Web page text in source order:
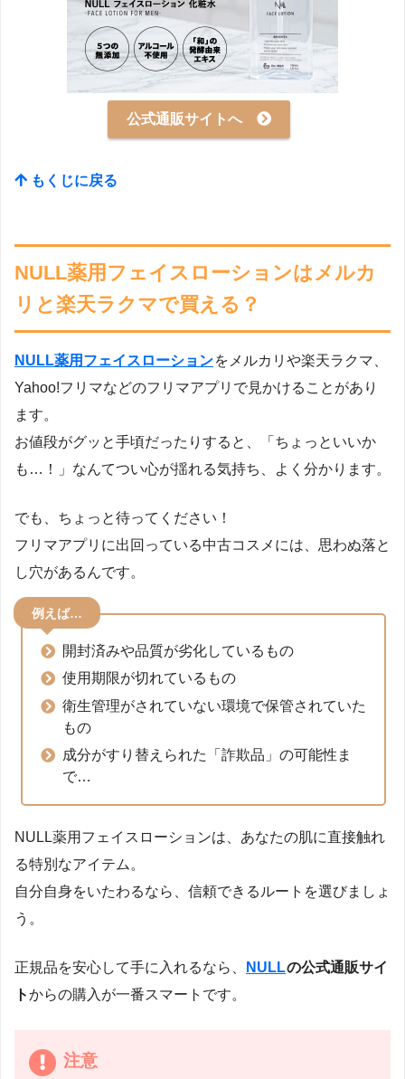
公式通販サイトへ
もくじに戻る
NULL薬用フェイスローションはメルカ
リと楽天ラクマで買える？
NULL薬用フェイスローションをメルカリや楽天ラクマ、
Yahoo!フリマなどのフリマアプリで見かけることがあり
ます。
お値段がグッと手頃だったりすると、「ちょっといいか
も…！」なんてつい心が揺れる気持ち、よく分かります。
でも、ちょっと待ってください！
フリマアプリに出回っている中古コスメには、思わぬ落と
し穴があるんです。
例えば…
開封済みや品質が劣化しているもの
使用期限が切れているもの
衛生管理がされていない環境で保管されていた
もの
成分がすり替えられた「詐欺品」の可能性ま
で…
NULL薬用フェイスローションは、あなたの肌に直接触れ
る特別なアイテム。
自分自身をいたわるなら、信頼できるルートを選びましょ
う。
正規品を安心して手に入れるなら、 NULLの公式通販サイ
トからの購入が一番スマートです。
注意